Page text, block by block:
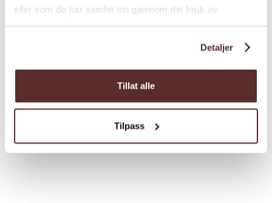
eller som de har samlet inn gjennom din bruk av
Detaljer
Tillat alle
Tilpass